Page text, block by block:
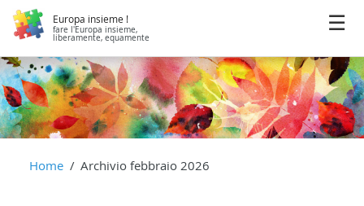
Europa insieme !
fare l'Europa insieme,
liberamente, equamente
Home Archivio febbraio 2026